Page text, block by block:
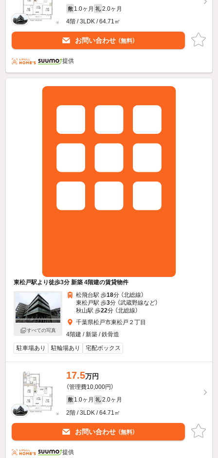
敷 1.0ヶ月 礼 2.0ヶ月
4階 / 3LDK / 64.71㎡
お問い合わせ （無料）
提供
東松戸駅より徒歩3分 新築 4階建の賃貸物件
すべての写真
松飛台駅 歩18分 （北総線）
東松戸駅 歩3分 （武蔵野線など）
秋山駅 歩22分 （北総線）
千葉県松戸市東松戸２丁目
4階建 / 新築 / 鉄骨造
駐車場あり
駐輪場あり 宅配ボックス
17.5万円
（管理費10,000円）
敷 1.0ヶ月 礼 2.0ヶ月
2階 / 3LDK / 64.71㎡
お問い合わせ （無料）
提供